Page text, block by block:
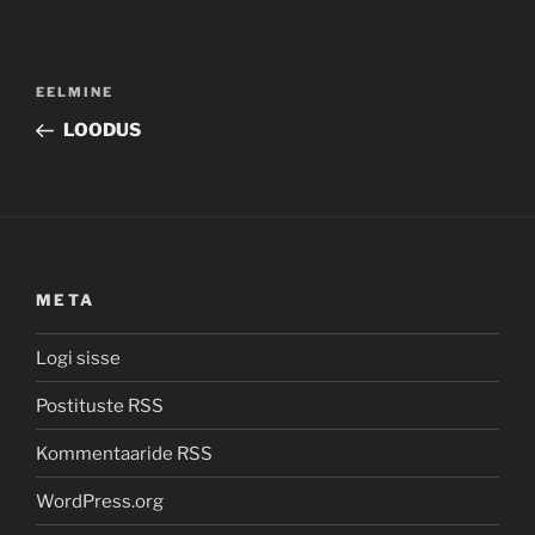
Previous
Post
EELMINE
LOODUS
META
Logi sisse
Postituste RSS
Kommentaaride RSS
WordPress.org